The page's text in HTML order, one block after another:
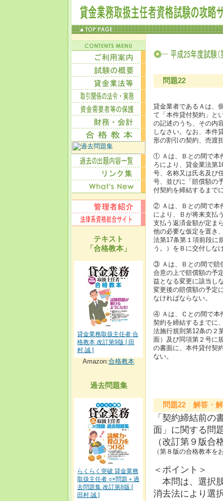
テキスト
「合格教本」
貸金業務取扱主任者 合
格教本 改訂第9版 [ 田
村 誠 ]
Amazon:合格教本
過去問題集
らくらく突破 貸金業務
取扱主任者 ○×問題＋過
去問題集 改訂第8版 [
田村 誠 ]
問題22
貸金業者であるＡは、
て「本件貸付契約」と
の記述のうち、その内
しなさい。なお、本件
形の割引の契約、売渡
① Ａは、Ｂとの間で本
ろにより、貸金業法第
号、名称又は氏名及び
号、並びに「賠償額の
付契約を締結するまで
② Ａは、Ｂとの間で本
により、Ｂが将来支払
支払う返済金額が定ま
他の必要な仮定を置き
法第17条第１項前段に
う。）をＢに交付しな
③ Ａは、Ｂとの間で賠
合意の上で賠償額の予
益となる変更に該当し
変更後の賠償額の予定
なければならない。
④ Ａは、Ｃとの間で本
契約を締結するまでに
法施行規則第12条の２
面）及び同項第２号に
の書面に、本件貸付契
ない。
問題22 解答・
「契約締結前の
面」に関する問
（改訂第９版合
（第８版の合格教本を
＜ポイント＞
本問は、選択
消去法により選